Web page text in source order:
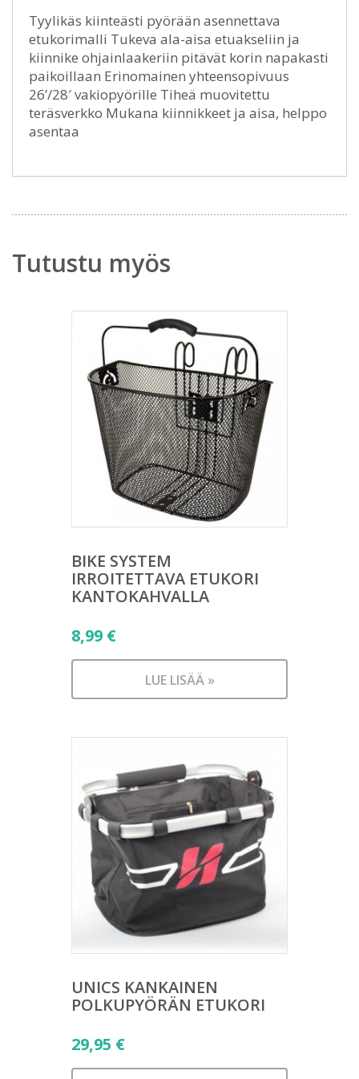
Tyylikäs kiinteästi pyörään asennettava
etukorimalli Tukeva ala-aisa etuakseliin ja
kiinnike ohjainlaakeriin pitävät korin napakasti
paikoillaan Erinomainen yhteensopivuus
26’/28′ vakiopyörille Tiheä muovitettu
teräsverkko Mukana kiinnikkeet ja aisa, helppo
asentaa
Tutustu myös
BIKE SYSTEM
IRROITETTAVA ETUKORI
KANTOKAHVALLA
8,99 €
LUE LISÄÄ »
UNICS KANKAINEN
POLKUPYÖRÄN ETUKORI
29,95 €